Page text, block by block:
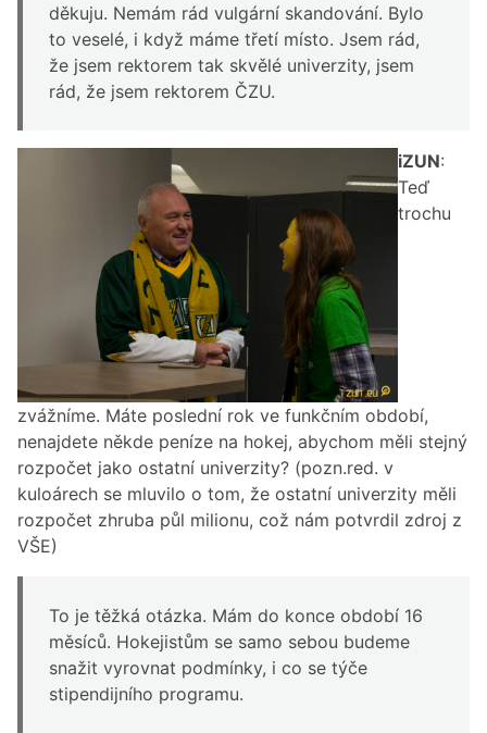
děkuju. Nemám rád vulgární skandování. Bylo
to veselé, i když máme třetí místo. Jsem rád,
že jsem rektorem tak skvělé univerzity, jsem
rád, že jsem rektorem ČZU.
iZUN:
Teď
trochu
zvážníme. Máte poslední rok ve funkčním období,
nenajdete někde peníze na hokej, abychom měli stejný
rozpočet jako ostatní univerzity? (pozn.red. v
kuloárech se mluvilo o tom, že ostatní univerzity měli
rozpočet zhruba půl milionu, což nám potvrdil zdroj z
VŠE)
To je těžká otázka. Mám do konce období 16
měsíců. Hokejistům se samo sebou budeme
snažit vyrovnat podmínky, i co se týče
stipendijního programu.